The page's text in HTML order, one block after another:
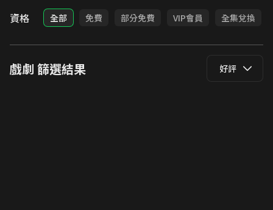
資格 全部 免費 部分免費 VIP會員 全集兌換
戲劇 篩選結果 好評